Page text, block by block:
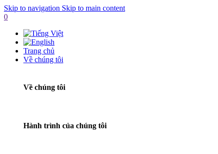
Skip to navigation Skip to main content
0
Trang chủ
Về chúng tôi
Về chúng tôi
Hành trình của chúng tôi